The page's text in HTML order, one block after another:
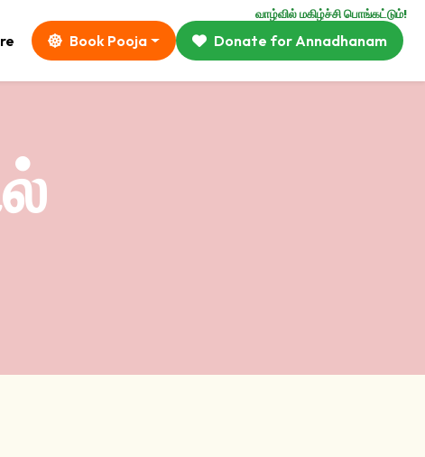
வாழ்வில் மகிழ்ச்சி பொங்கட்டும்!
Book Pooja Donate for Annadhanam